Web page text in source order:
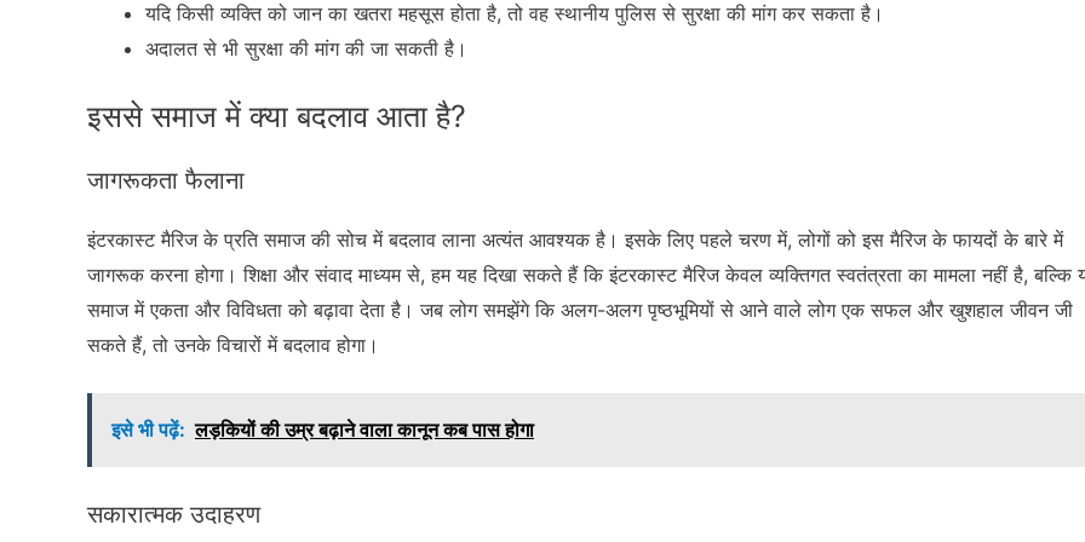
यदि किसी व्यक्ति को जान का खतरा महसूस होता है, तो वह स्थानीय पुलिस से सुरक्षा की मांग कर सकता है।
अदालत से भी सुरक्षा की मांग की जा सकती है।
इससे समाज में क्या बदलाव आता है?
जागरूकता फैलाना
इंटरकास्ट मैरिज के प्रति समाज की सोच में बदलाव लाना अत्यंत आवश्यक है। इसके लिए पहले चरण में, लोगों को इस मैरिज के फायदों के बारे में
जागरूक करना होगा। शिक्षा और संवाद माध्यम से, हम यह दिखा सकते हैं कि इंटरकास्ट मैरिज केवल व्यक्तिगत स्वतंत्रता का मामला नहीं है, बल्कि
समाज में एकता और विविधता को बढ़ावा देता है। जब लोग समझेंगे कि अलग-अलग पृष्ठभूमियों से आने वाले लोग एक सफल और खुशहाल जीवन जी
सकते हैं, तो उनके विचारों में बदलाव होगा।
इसे भी पढ़ें: लड़कियों की उम्र बढ़ाने वाला कानून कब पास होगा
सकारात्मक उदाहरण